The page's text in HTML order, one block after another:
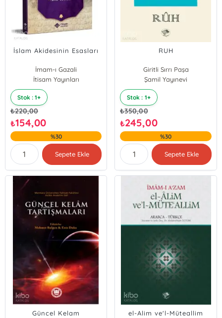
İslam Akidesinin Esasları
İmam-ı Gazali
İtisam Yayınları
Stok : 1+
₺220,00
₺154,00
%30
Sepete Ekle
RUH
Giritli Sırrı Paşa
Şamil Yayınevi
Stok : 1+
₺350,00
₺245,00
%30
Sepete Ekle
Güncel Kelam
el-Alim ve'l-Müteallim